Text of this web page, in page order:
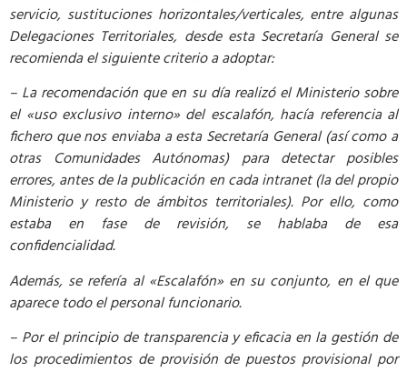
servicio, sustituciones horizontales/verticales, entre algunas
Delegaciones Territoriales, desde esta Secretaría General se
recomienda el siguiente criterio a adoptar:
– La recomendación que en su día realizó el Ministerio sobre
el «uso exclusivo interno» del escalafón, hacía referencia al
fichero que nos enviaba a esta Secretaría General (así como a
otras Comunidades Autónomas) para detectar posibles
errores, antes de la publicación en cada intranet (la del propio
Ministerio y resto de ámbitos territoriales). Por ello, como
estaba en fase de revisión, se hablaba de esa
confidencialidad.
Además, se refería al «Escalafón» en su conjunto, en el que
aparece todo el personal funcionario.
– Por el principio de transparencia y eficacia en la gestión de
los procedimientos de provisión de puestos provisional por